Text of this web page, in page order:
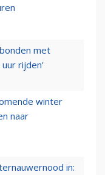
met
rijden'
winter
naar
in: